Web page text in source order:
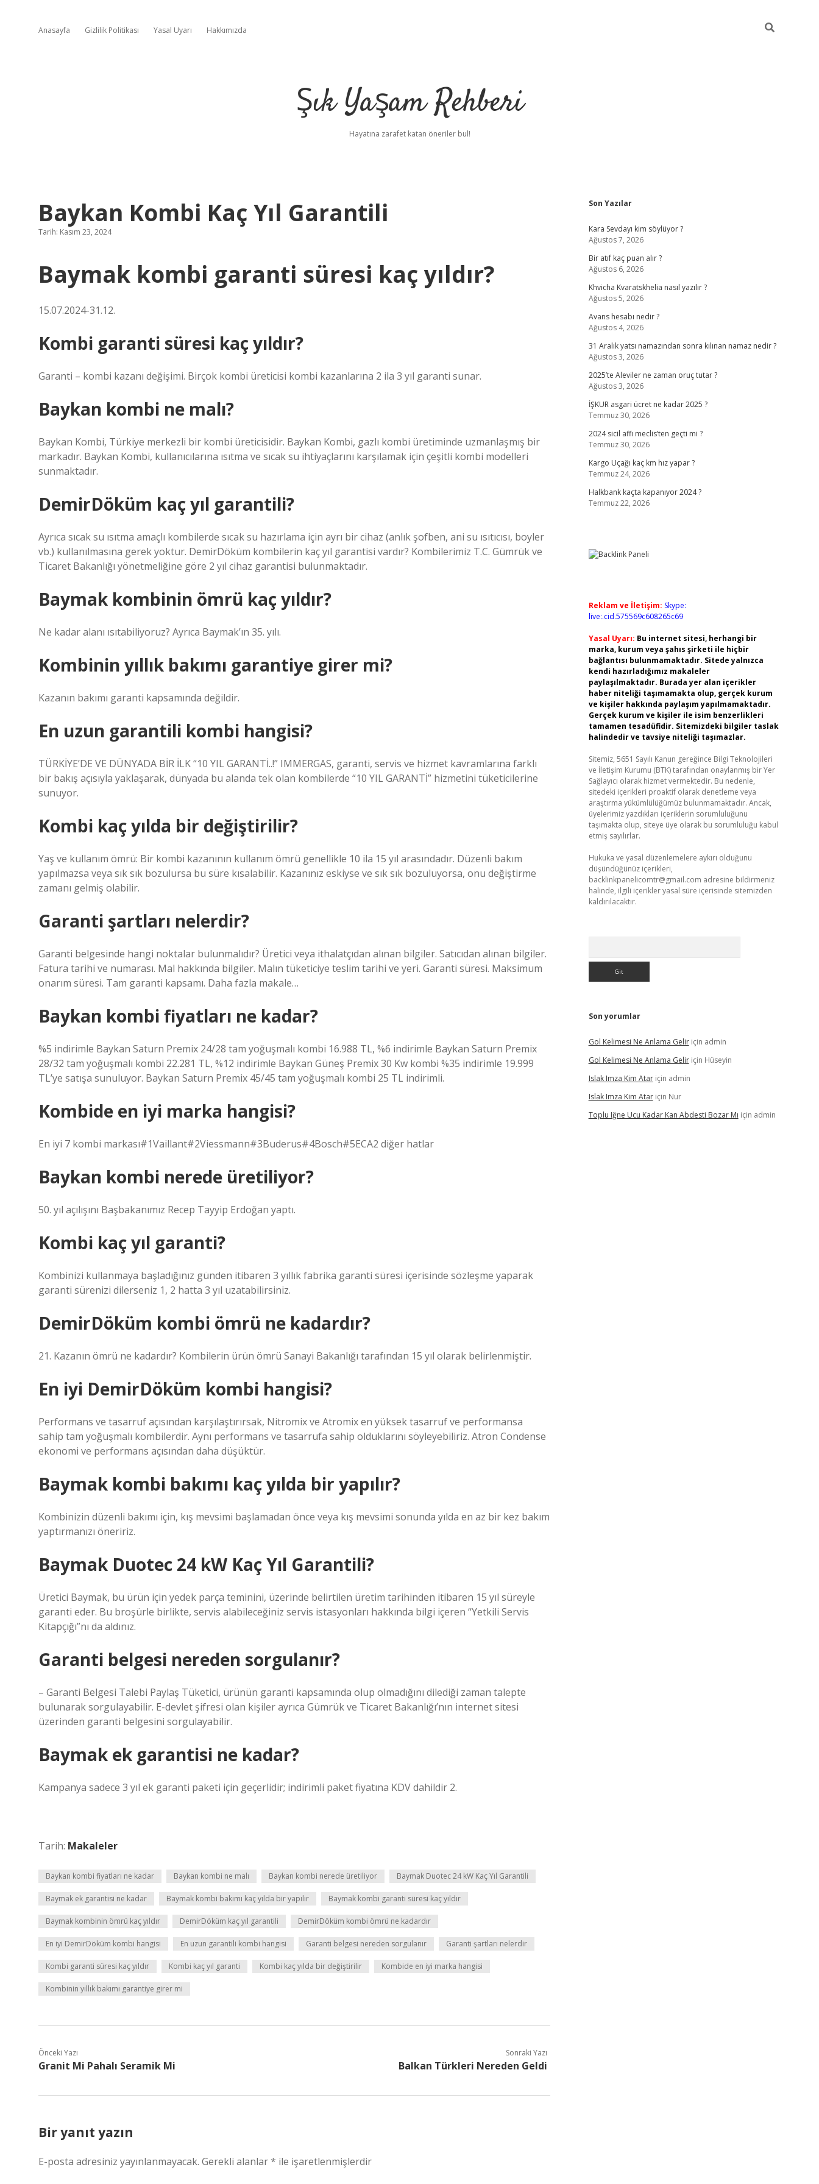
Anasayfa Gizlilik Politikası Yasal Uyarı Hakkımızda
Şık Yaşam Rehberi
Hayatına zarafet katan öneriler bul!
Baykan Kombi Kaç Yıl Garantili
Tarih: Kasım 23, 2024
Baymak kombi garanti süresi kaç yıldır?
15.07.2024-31.12.
Kombi garanti süresi kaç yıldır?
Garanti – kombi kazanı değişimi. Birçok kombi üreticisi kombi kazanlarına 2 ila 3 yıl garanti sunar.
Baykan kombi ne malı?
Baykan Kombi, Türkiye merkezli bir kombi üreticisidir. Baykan Kombi, gazlı kombi üretiminde uzmanlaşmış bir
markadır. Baykan Kombi, kullanıcılarına ısıtma ve sıcak su ihtiyaçlarını karşılamak için çeşitli kombi modelleri
sunmaktadır.
DemirDöküm kaç yıl garantili?
Ayrıca sıcak su ısıtma amaçlı kombilerde sıcak su hazırlama için ayrı bir cihaz (anlık şofben, ani su ısıtıcısı, boyler
vb.) kullanılmasına gerek yoktur. DemirDöküm kombilerin kaç yıl garantisi vardır? Kombilerimiz T.C. Gümrük ve
Ticaret Bakanlığı yönetmeliğine göre 2 yıl cihaz garantisi bulunmaktadır.
Baymak kombinin ömrü kaç yıldır?
Ne kadar alanı ısıtabiliyoruz? Ayrıca Baymak’ın 35. yılı.
Kombinin yıllık bakımı garantiye girer mi?
Kazanın bakımı garanti kapsamında değildir.
En uzun garantili kombi hangisi?
TÜRKİYE’DE VE DÜNYADA BİR İLK “10 YIL GARANTİ..!” IMMERGAS, garanti, servis ve hizmet kavramlarına farklı
bir bakış açısıyla yaklaşarak, dünyada bu alanda tek olan kombilerde “10 YIL GARANTİ” hizmetini tüketicilerine
sunuyor.
Kombi kaç yılda bir değiştirilir?
Yaş ve kullanım ömrü: Bir kombi kazanının kullanım ömrü genellikle 10 ila 15 yıl arasındadır. Düzenli bakım
yapılmazsa veya sık sık bozulursa bu süre kısalabilir. Kazanınız eskiyse ve sık sık bozuluyorsa, onu değiştirme
zamanı gelmiş olabilir.
Garanti şartları nelerdir?
Garanti belgesinde hangi noktalar bulunmalıdır? Üretici veya ithalatçıdan alınan bilgiler. Satıcıdan alınan bilgiler.
Fatura tarihi ve numarası. Mal hakkında bilgiler. Malın tüketiciye teslim tarihi ve yeri. Garanti süresi. Maksimum
onarım süresi. Tam garanti kapsamı. Daha fazla makale…
Baykan kombi fiyatları ne kadar?
%5 indirimle Baykan Saturn Premix 24/28 tam yoğuşmalı kombi 16.988 TL, %6 indirimle Baykan Saturn Premix
28/32 tam yoğuşmalı kombi 22.281 TL, %12 indirimle Baykan Güneş Premix 30 Kw kombi %35 indirimle 19.999
TL’ye satışa sunuluyor. Baykan Saturn Premix 45/45 tam yoğuşmalı kombi 25 TL indirimli.
Kombide en iyi marka hangisi?
En iyi 7 kombi markası#1Vaillant#2Viessmann#3Buderus#4Bosch#5ECA2 diğer hatlar
Baykan kombi nerede üretiliyor?
50. yıl açılışını Başbakanımız Recep Tayyip Erdoğan yaptı.
Kombi kaç yıl garanti?
Kombinizi kullanmaya başladığınız günden itibaren 3 yıllık fabrika garanti süresi içerisinde sözleşme yaparak
garanti sürenizi dilerseniz 1, 2 hatta 3 yıl uzatabilirsiniz.
DemirDöküm kombi ömrü ne kadardır?
21. Kazanın ömrü ne kadardır? Kombilerin ürün ömrü Sanayi Bakanlığı tarafından 15 yıl olarak belirlenmiştir.
En iyi DemirDöküm kombi hangisi?
Performans ve tasarruf açısından karşılaştırırsak, Nitromix ve Atromix en yüksek tasarruf ve performansa
sahip tam yoğuşmalı kombilerdir. Aynı performans ve tasarrufa sahip olduklarını söyleyebiliriz. Atron Condense
ekonomi ve performans açısından daha düşüktür.
Baymak kombi bakımı kaç yılda bir yapılır?
Kombinizin düzenli bakımı için, kış mevsimi başlamadan önce veya kış mevsimi sonunda yılda en az bir kez bakım
yaptırmanızı öneririz.
Baymak Duotec 24 kW Kaç Yıl Garantili?
Üretici Baymak, bu ürün için yedek parça teminini, üzerinde belirtilen üretim tarihinden itibaren 15 yıl süreyle
garanti eder. Bu broşürle birlikte, servis alabileceğiniz servis istasyonları hakkında bilgi içeren “Yetkili Servis
Kitapçığı”nı da aldınız.
Garanti belgesi nereden sorgulanır?
– Garanti Belgesi Talebi Paylaş Tüketici, ürünün garanti kapsamında olup olmadığını dilediği zaman talepte
bulunarak sorgulayabilir. E-devlet şifresi olan kişiler ayrıca Gümrük ve Ticaret Bakanlığı’nın internet sitesi
üzerinden garanti belgesini sorgulayabilir.
Baymak ek garantisi ne kadar?
Kampanya sadece 3 yıl ek garanti paketi için geçerlidir; indirimli paket fiyatına KDV dahildir 2.
Tarih: Makaleler
Baykan kombi fiyatları ne kadar Baykan kombi ne malı Baykan kombi nerede üretiliyor Baymak Duotec 24 kW Kaç Yıl Garantili
Baymak ek garantisi ne kadar Baymak kombi bakımı kaç yılda bir yapılır Baymak kombi garanti süresi kaç yıldır
Baymak kombinin ömrü kaç yıldır DemirDöküm kaç yıl garantili DemirDöküm kombi ömrü ne kadardır
En iyi DemirDöküm kombi hangisi En uzun garantili kombi hangisi Garanti belgesi nereden sorgulanır Garanti şartları nelerdir
Kombi garanti süresi kaç yıldır Kombi kaç yıl garanti Kombi kaç yılda bir değiştirilir Kombide en iyi marka hangisi
Kombinin yıllık bakımı garantiye girer mi
Önceki Yazı
Granit Mi Pahalı Seramik Mi
Sonraki Yazı
Balkan Türkleri Nereden Geldi
Bir yanıt yazın
E-posta adresiniz yayınlanmayacak. Gerekli alanlar* ile işaretlenmişlerdir
Sidebar
Son Yazılar
Kara Sevdayı kim söylüyor ?
Ağustos 7, 2026
Bir atıf kaç puan alır ?
Ağustos 6, 2026
Khvicha Kvaratskhelia nasıl yazılır ?
Ağustos 5, 2026
Avans hesabı nedir ?
Ağustos 4, 2026
31 Aralık yatsı namazından sonra kılınan namaz nedir ?
Ağustos 3, 2026
2025’te Aleviler ne zaman oruç tutar ?
Ağustos 3, 2026
İŞKUR asgari ücret ne kadar 2025 ?
Temmuz 30, 2026
2024 sicil affı meclis’ten geçti mi ?
Temmuz 30, 2026
Kargo Uçağı kaç km hız yapar ?
Temmuz 24, 2026
Halkbank kaçta kapanıyor 2024 ?
Temmuz 22, 2026
Reklam ve İletişim: Skype:
live:.cid.575569c608265c69
Yasal Uyarı: Bu internet sitesi, herhangi bir
marka, kurum veya şahıs şirketi ile hiçbir
bağlantısı bulunmamaktadır. Sitede yalnızca
kendi hazırladığımız makaleler
paylaşılmaktadır. Burada yer alan içerikler
haber niteliği taşımamakta olup, gerçek kurum
ve kişiler hakkında paylaşım yapılmamaktadır.
Gerçek kurum ve kişiler ile isim benzerlikleri
tamamen tesadüfidir. Sitemizdeki bilgiler taslak
halindedir ve tavsiye niteliği taşımazlar.
Sitemiz, 5651 Sayılı Kanun gereğince Bilgi Teknolojileri
ve İletişim Kurumu (BTK) tarafından onaylanmış bir Yer
Sağlayıcı olarak hizmet vermektedir. Bu nedenle,
sitedeki içerikleri proaktif olarak denetleme veya
araştırma yükümlülüğümüz bulunmamaktadır. Ancak,
üyelerimiz yazdıkları içeriklerin sorumluluğunu
taşımakta olup, siteye üye olarak bu sorumluluğu kabul
etmiş sayılırlar.
Hukuka ve yasal düzenlemelere aykırı olduğunu
düşündüğünüz içerikleri,
backlinkpanelicomtr@gmail.com adresine bildirmeniz
halinde, ilgili içerikler yasal süre içerisinde sitemizden
kaldırılacaktır.
Son yorumlar
Gol Kelimesi Ne Anlama Geliriçin admin
Gol Kelimesi Ne Anlama Geliriçin Hüseyin
Islak Imza Kim Atariçin admin
Islak Imza Kim Atariçin Nur
Toplu Iğne Ucu Kadar Kan Abdesti Bozar Mı için admin